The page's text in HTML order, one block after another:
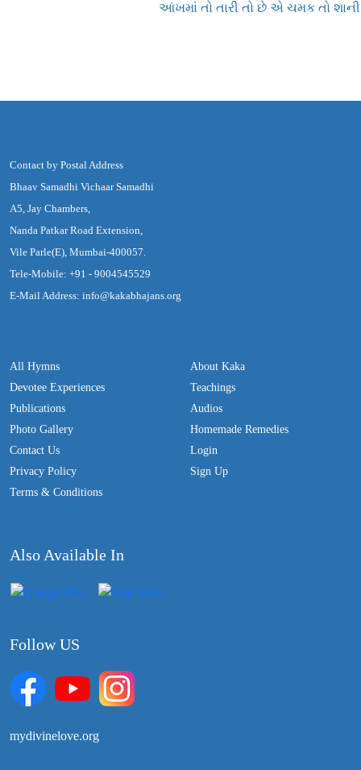
આંખમાં તો તારી તો છે એ ચમક તો શાની
Contact by Postal Address
Bhaav Samadhi Vichaar Samadhi
A5, Jay Chambers,
Nanda Patkar Road Extension,
Vile Parle(E), Mumbai-400057.
Tele-Mobile: +91 - 9004545529
E-Mail Address: info@kakabhajans.org
All Hymns
Devotee Experiences
Publications
Photo Gallery
Contact Us
Privacy Policy
Terms & Conditions
About Kaka
Teachings
Audios
Homemade Remedies
Login
Sign Up
Also Available In
Follow US
mydivinelove.org